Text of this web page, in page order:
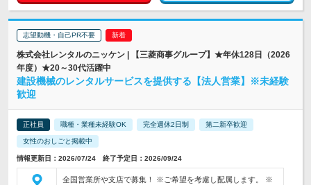
志望動機・自己PR不要
株式会社レンタルのニッケン | 【三菱商事グループ】★年休128日（2026
年度）★20～30代活躍中
建設機械のレンタルサービスを提供する【法人営業】※未経験
歓迎
正社員 職種・業種未経験OK 完全週休2日制 第二新卒歓迎
女性のおしごと掲載中
情報更新日：2026/07/24 終了予定日：2026/09/24
全国営業所や支店で募集！ ※ご希望を考慮し配属します。 ※